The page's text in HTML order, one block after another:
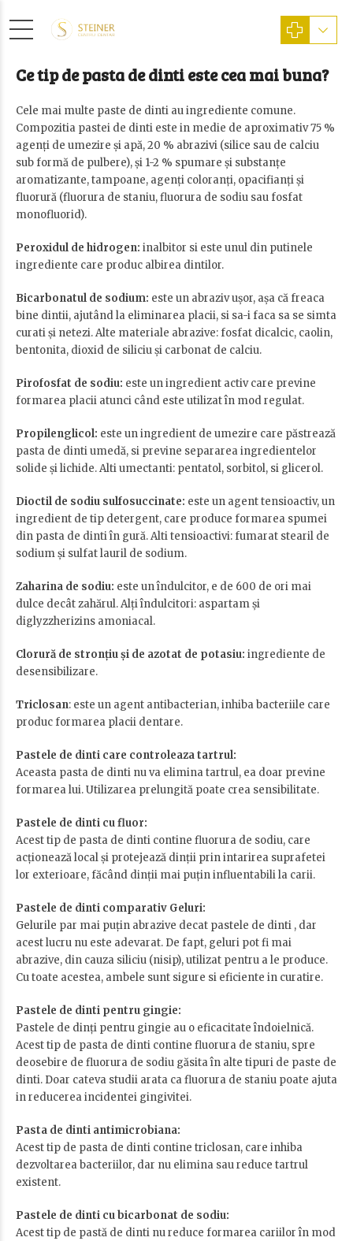
Ce tip de pasta de dinti este cea mai buna?
Cele mai multe paste de dinti au ingrediente comune.
Compozitia pastei de dinti este in medie de aproximativ 75 %
agenți de umezire și apă, 20 % abrazivi (silice sau de calciu
sub formă de pulbere), și 1-2 % spumare și substanțe
aromatizante, tampoane, agenți coloranți, opacifianți și
fluorură (fluorura de staniu, fluorura de sodiu sau fosfat
monofluorid).
Peroxidul de hidrogen: inalbitor si este unul din putinele
ingrediente care produc albirea dintilor.
Bicarbonatul de sodium: este un abraziv ușor, așa că freaca
bine dintii, ajutând la eliminarea placii, si sa-i faca sa se simta
curati și netezi. Alte materiale abrazive: fosfat dicalcic, caolin,
bentonita, dioxid de siliciu și carbonat de calciu.
Pirofosfat de sodiu: este un ingredient activ care previne
formarea placii atunci când este utilizat în mod regulat.
Propilenglicol: este un ingredient de umezire care păstrează
pasta de dinti umedă, si previne separarea ingredientelor
solide și lichide. Alti umectanti: pentatol, sorbitol, si glicerol.
Dioctil de sodiu sulfosuccinate: este un agent tensioactiv, un
ingredient de tip detergent, care produce formarea spumei
din pasta de dinti în gură. Alti tensioactivi: fumarat stearil de
sodium și sulfat lauril de sodium.
Zaharina de sodiu: este un îndulcitor, e de 600 de ori mai
dulce decât zahărul. Alți îndulcitori: aspartam și
diglyzzherizins amoniacal.
Clorură de stronțiu și de azotat de potasiu: ingrediente de
desensibilizare.
Triclosan: este un agent antibacterian, inhiba bacteriile care
produc formarea placii dentare.
Pastele de dinti care controleaza tartrul:
Aceasta pasta de dinti nu va elimina tartrul, ea doar previne
formarea lui. Utilizarea prelungită poate crea sensibilitate.
Pastele de dinti cu fluor:
Acest tip de pasta de dinti contine fluorura de sodiu, care
acționează local și protejează dinții prin intarirea suprafetei
lor exterioare, făcând dinții mai puțin influentabili la carii.
Pastele de dinti comparativ Geluri:
Gelurile par mai puțin abrazive decat pastele de dinti , dar
acest lucru nu este adevarat. De fapt, geluri pot fi mai
abrazive, din cauza siliciu (nisip), utilizat pentru a le produce.
Cu toate acestea, ambele sunt sigure si eficiente in curatire.
Pastele de dinti pentru gingie:
Pastele de dinți pentru gingie au o eficacitate îndoielnică.
Acest tip de pasta de dinti contine fluorura de staniu, spre
deosebire de fluorura de sodiu găsita în alte tipuri de paste de
dinti. Doar cateva studii arata ca fluorura de staniu poate ajuta
in reducerea incidentei gingivitei.
Pasta de dinti antimicrobiana:
Acest tip de pasta de dinti contine triclosan, care inhiba
dezvoltarea bacteriilor, dar nu elimina sau reduce tartrul
existent.
Pastele de dinti cu bicarbonat de sodiu:
Acest tip de pastă de dinti nu reduce formarea cariilor în mod